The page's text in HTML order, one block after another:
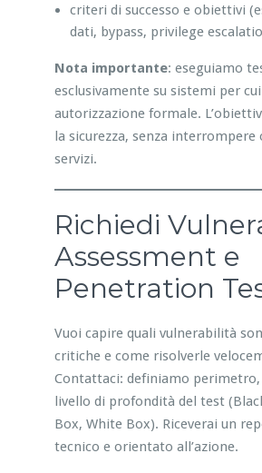
criteri di successo e obiettivi
dati, bypass, privilege
Nota importante: eseguiamo
esclusivamente su sistemi per
autorizzazione formale.
la sicurezza, senza
servizi.
Richiedi
Assessment e
Penetration
Vuoi capire quali vulnerabilità
critiche e come risolverle
Contattaci: definiamo
livello di profondità del test
Box, White Box). Riceverai un
tecnico e orientato all’azione.